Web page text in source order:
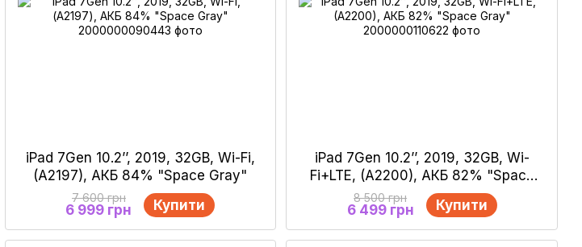
iPad 7Gen 10.2’’, 2019, 32GB, Wi-Fi,
(А2197), АКБ 84% "Space Gray"
7 600 грн
6 999 грн Купити
iPad 7Gen 10.2’’, 2019, 32GB, Wi-
Fi+LTE, (A2200), АКБ 82% "Space
Gray"
8 500 грн
6 499 грн Купити